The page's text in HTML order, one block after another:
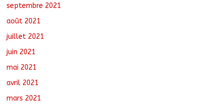
septembre 2021
août 2021
juillet 2021
juin 2021
mai 2021
avril 2021
mars 2021